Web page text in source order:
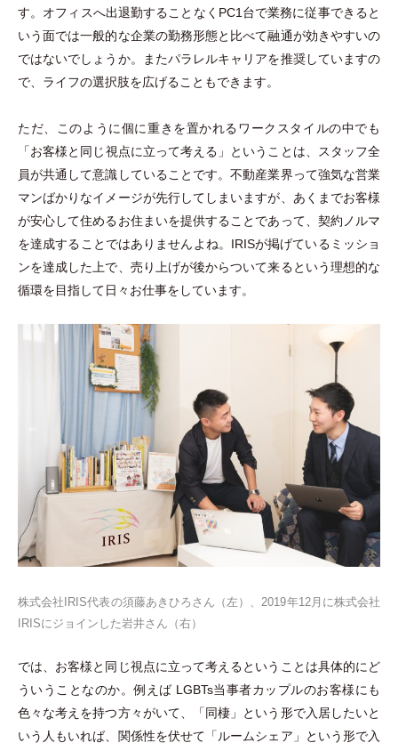
す。オフィスへ出退勤することなくPC1台で業務に従事できると
いう面では一般的な企業の勤務形態と比べて融通が効きやすいの
ではないでしょうか。またパラレルキャリアを推奨していますの
で、ライフの選択肢を広げることもできます。
ただ、このように個に重きを置かれるワークスタイルの中でも
「お客様と同じ視点に立って考える 」
ということは、スタッフ全
員が共通して意識していることです。不動産業界って強気な営業
マンばかりなイメージが先行してしまいますが、あくまでお客様
が安心して住めるお住まいを提供することであって、契約ノルマ
を達成することではありませんよね。IRISが掲げているミッショ
ンを達成した上で、売り上げが後からついて来るという理想的な
循環を目指して日々お仕事をしています。
株式会社IRIS代表の須藤あきひろさん （ 左 ）
、2019年12月に株式会社
IRISにジョインした岩井さん （右）
では、お客様と同じ視点に立って考えるということは具体的にど
ういうことなのか。例えば LGBTs当事者カップルのお客様にも
色々な考えを持つ方々がいて、
「同棲 」
という形で入居したいと
いう人もいれば、関係性を伏せて 「ルームシェア 」
という形で入